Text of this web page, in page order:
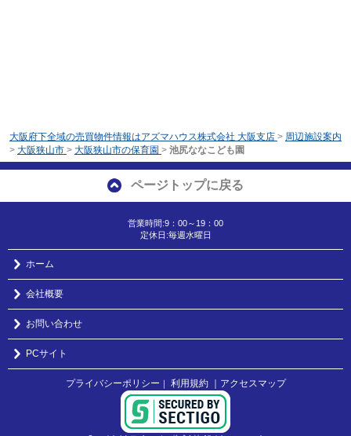
大阪府下全域の売買物件情報はアズマハウス株式会社 大阪支店 > 周辺施設案内
> 大阪狭山市 > 大阪狭山市の保育園 > 池尻ななこども園
ページトップに戻る
営業時間:9：00～19：00
定休日:毎週水曜日
ホーム
会社概要
お問い合わせ
PCサイト
プライバシーポリシー ｜ 利用規約 ｜アクセスマップ